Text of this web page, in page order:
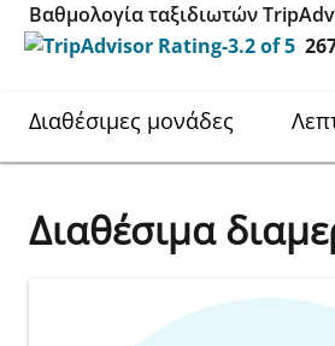
Βαθμολογία ταξιδιωτών
Διαθέσιμες μονάδες
Διαθέσιμα